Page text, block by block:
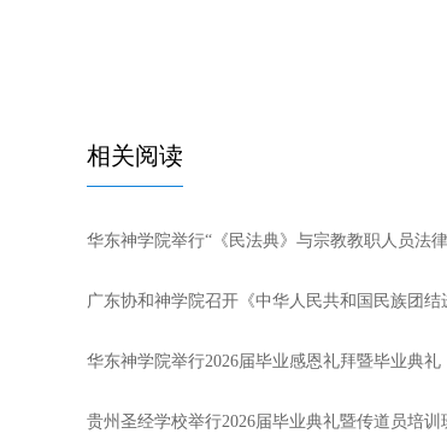
相关阅读
华东神学院举行“《民法典》与宗教教职人员法
广东协和神学院召开《中华人民共和国民族团
华东神学院举行2026届毕业感恩礼拜暨毕业典礼
贵州圣经学校举行2026届毕业典礼暨传道员培训